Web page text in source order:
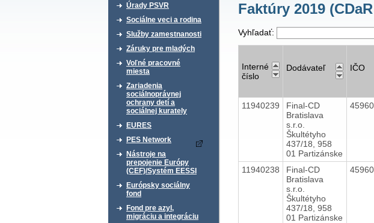
Úrady PSVR
Sociálne veci a rodina
Služby zamestnanosti
Záruky pre mladých
Voľné pracovné
miesta
Zariadenia
sociálnoprávnej
ochrany detí a
sociálnej kurately
EURES
PES Network
Nástroje na
prepojenie Európy
(CEF)/Systém EESSI
Európsky sociálny
fond
Fond pre azyl,
migráciu a integráciu
Faktúry 2019
Vyhľadať:
Interné
číslo
Dodávateľ IČO
11940239
Final-CD
Bratislava
s.r.o.
Škultétyho
437/18, 958
01 Partizánske
11940238
Final-CD
Bratislava
s.r.o.
Škultétyho
437/18, 958
01 Partizánske